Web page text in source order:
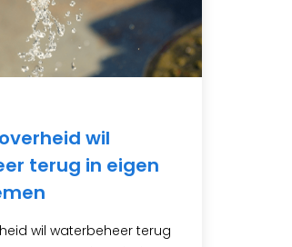
wil
terug in eigen
wil waterbeheer terug